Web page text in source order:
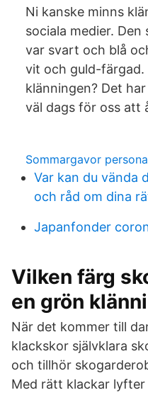
Ni kanske minns
sociala medier.
var svart och blå
vit och guld-färgad.
klänningen? Det
väl dags för oss att
Sommargavor
Var kan du vända
och råd om dina
Japanfonder
Vilken färg
en grön
När det kommer till
klackskor självklara
och tillhör
Med rätt klackar